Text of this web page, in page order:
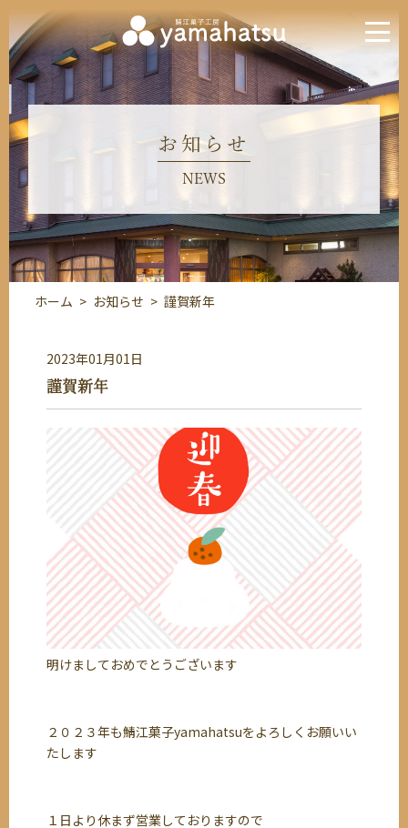
お知らせ
NEWS
ホーム > お知らせ > 謹賀新年
2023年01月01日
謹賀新年
明けましておめでとうございます
２０２３年も鯖江菓子yamahatsuをよろしくお願いい
たします
１日より休まず営業しておりますので